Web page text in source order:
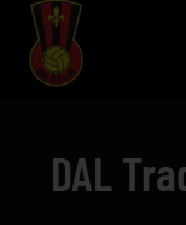
DAL